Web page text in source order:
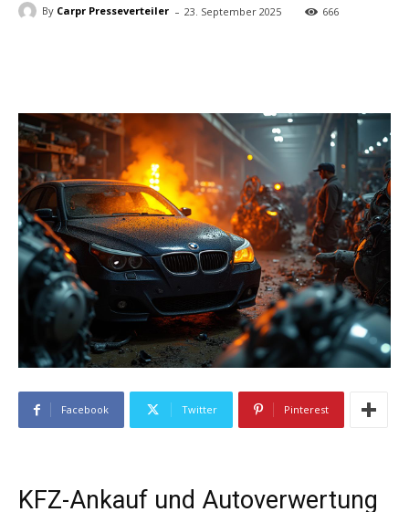
By Carpr Presseverteiler - 23. September 2025 666
Facebook Twitter Pinterest
KFZ-Ankauf und Autoverwertung